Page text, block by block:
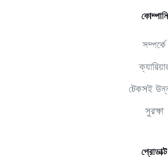
কোম্পানি
সম্পর্কে
টেকসই
সুরক্ষা
প্রোডাক্ট